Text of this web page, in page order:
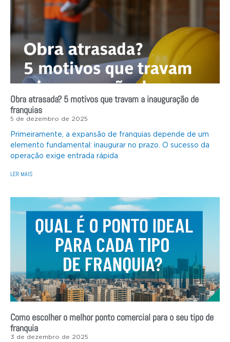
Obra atrasada? 5 motivos que travam a inauguração de
franquias
5 de dezembro de 2025
Primeiramente, a expansão de franquias depende de um
elemento fundamental: inaugurar no prazo. O sucesso da
operação exige entrada rápida
LER MAIS
Como escolher o melhor ponto comercial para o seu tipo de
franquia
3 de dezembro de 2025